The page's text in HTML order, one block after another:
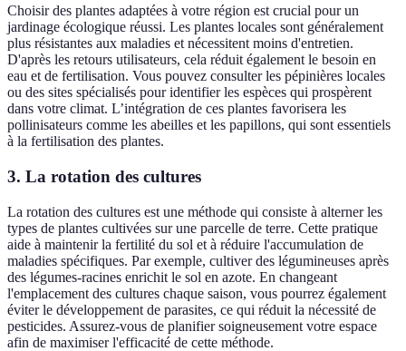
Choisir des plantes adaptées à votre région est crucial pour un
jardinage écologique réussi. Les plantes locales sont généralement
plus résistantes aux maladies et nécessitent moins d'entretien.
D'après les retours utilisateurs, cela réduit également le besoin en
eau et de fertilisation. Vous pouvez consulter les pépinières locales
ou des sites spécialisés pour identifier les espèces qui prospèrent
dans votre climat. L’intégration de ces plantes favorisera les
pollinisateurs comme les abeilles et les papillons, qui sont essentiels
à la fertilisation des plantes.
3. La rotation des cultures
La rotation des cultures est une méthode qui consiste à alterner les
types de plantes cultivées sur une parcelle de terre. Cette pratique
aide à maintenir la fertilité du sol et à réduire l'accumulation de
maladies spécifiques. Par exemple, cultiver des légumineuses après
des légumes-racines enrichit le sol en azote. En changeant
l'emplacement des cultures chaque saison, vous pourrez également
éviter le développement de parasites, ce qui réduit la nécessité de
pesticides. Assurez-vous de planifier soigneusement votre espace
afin de maximiser l'efficacité de cette méthode.